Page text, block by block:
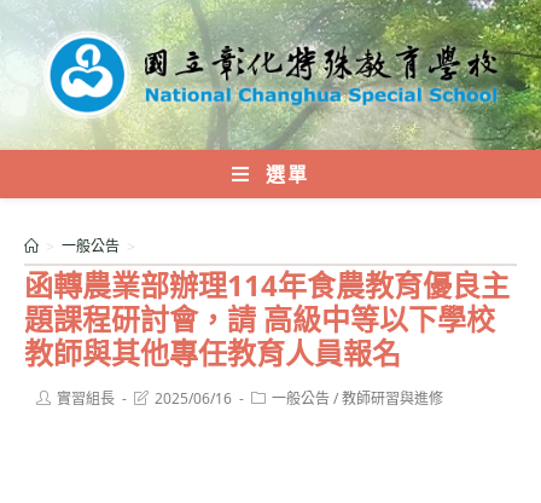
內
選單
函轉農業部辦理114年食農教育優良主
題課程研討會，請 高級中等以下學校
教師與其他專任教育人員報名
> 一般公告 >
Post實習組長
Post2025/06/16
Post一般公告/教師研習與進修